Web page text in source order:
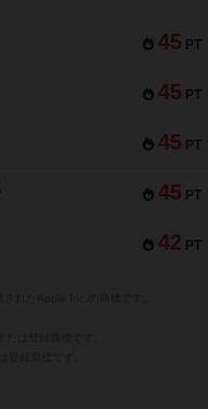
45 PT
45 PT
45 PT
45 PT
42 PT